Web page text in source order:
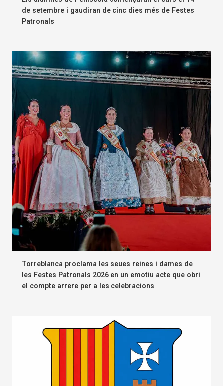
de setembre i gaudiran de cinc dies més de Festes
Patronals
Torreblanca proclama les seues reines i dames de
les Festes Patronals 2026 en un emotiu acte que obri
el compte arrere per a les celebracions